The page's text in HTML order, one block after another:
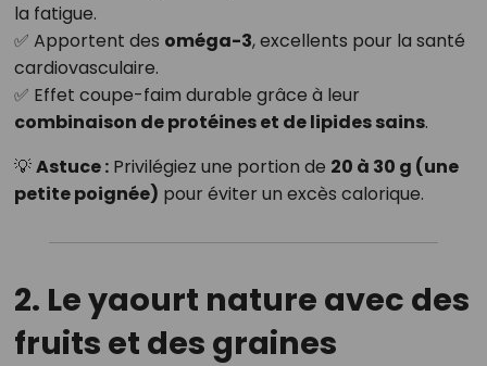
la fatigue.
✅ Apportent des oméga-3, excellents pour la santé
cardiovasculaire.
✅ Effet coupe-faim durable grâce à leur
combinaison de protéines et de lipides sains.
💡Astuce :Privilégiez une portion de 20 à 30 g (une
petite poignée) pour éviter un excès calorique.
2. Le yaourt nature avec des
fruits et des graines